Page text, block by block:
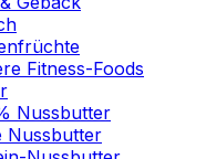
Fitness-Foods
Nussbutter
Nussbutter